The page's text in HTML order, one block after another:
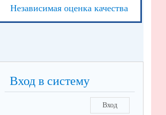
Независимая оценка качества
Вход в систему
Вход